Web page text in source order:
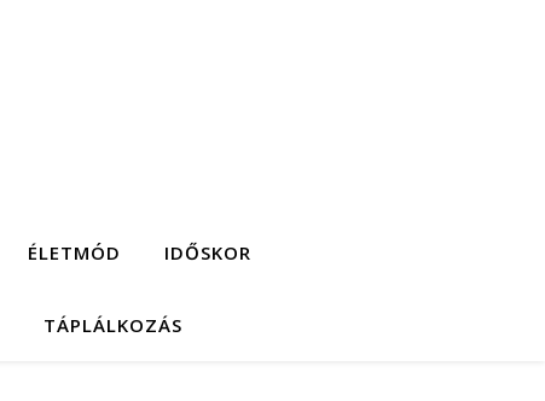
ÉLETMÓD IDŐSKOR
TÁPLÁLKOZÁS